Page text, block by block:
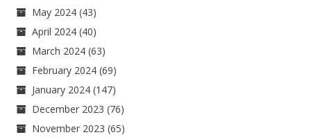
May 2024 (43)
April 2024 (40)
March 2024 (63)
February 2024 (69)
January 2024 (147)
December 2023 (76)
November 2023 (65)